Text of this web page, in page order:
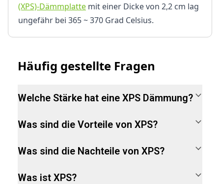
(XPS)-Dämmplatte mit einer Dicke von 2,2 cm lag
ungefähr bei 365 ~ 370 Grad Celsius.
Häufig gestellte Fragen
Welche Stärke hat eine XPS Dämmung?
Was sind die Vorteile von XPS?
Was sind die Nachteile von XPS?
Was ist XPS?